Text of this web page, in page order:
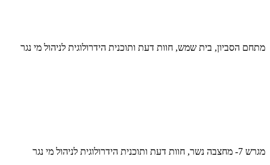
מתחם הסביון, בית שמש, חוות דעת ותוכנית הידרולוגית לניהול מי נגר
מגרש 7- מחצבה נשר, חוות דעת ותוכנית הידרולוגית לניהול מי נגר